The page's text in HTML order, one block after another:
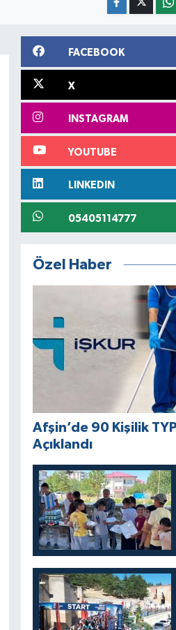
FACEBOOK
X
INSTAGRAM
YOUTUBE
LINKEDIN
05405114777
Özel Haber
Afşin’de 90 Kişilik
Açıklandı